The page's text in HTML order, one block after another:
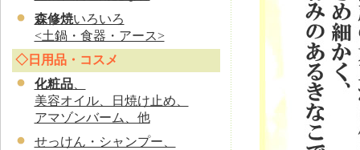
森修焼いろいろ
<土鍋・食器・アース>
◇日用品・コスメ
化粧品、
美容オイル、日焼け止め、
アマゾンバーム、他
せっけん・シャンプー、